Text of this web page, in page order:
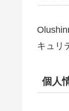
キュリ
個人